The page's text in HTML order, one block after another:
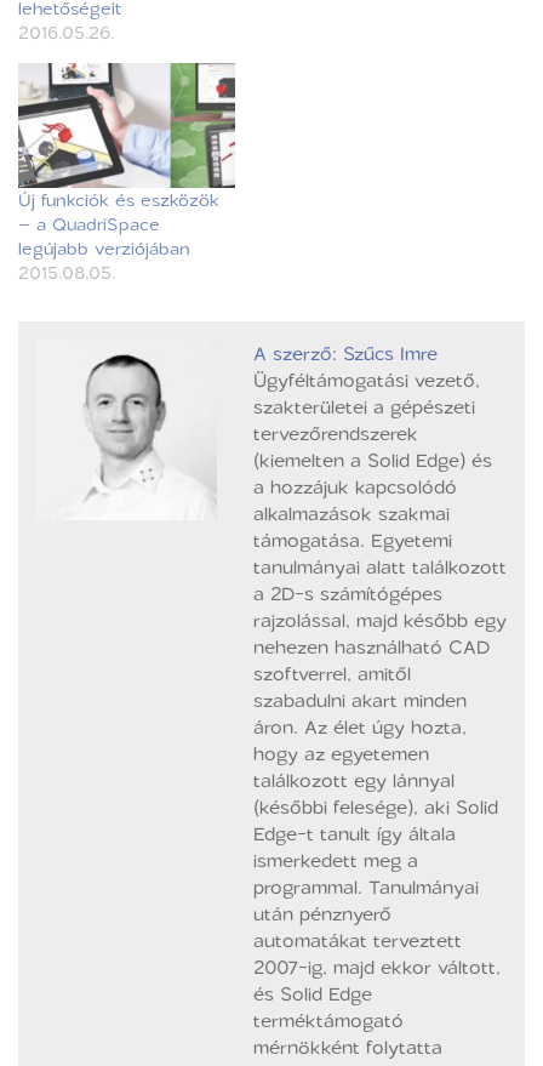
lehetőségeit
2016.05.26.
Új funkciók és eszközök
– a QuadriSpace
legújabb verziójában
2015.08.05.
A szerző: Szűcs Imre
Ügyféltámogatási vezető,
szakterületei a gépészeti
tervezőrendszerek
(kiemelten a Solid Edge) és
a hozzájuk kapcsolódó
alkalmazások szakmai
támogatása. Egyetemi
tanulmányai alatt találkozott
a 2D-s számítógépes
rajzolással, majd később egy
nehezen használható CAD
szoftverrel, amitől
szabadulni akart minden
áron. Az élet úgy hozta,
hogy az egyetemen
találkozott egy lánnyal
(későbbi felesége), aki Solid
Edge-t tanult így általa
ismerkedett meg a
programmal. Tanulmányai
után pénznyerő
automatákat terveztett
2007-ig, majd ekkor váltott,
és Solid Edge
terméktámogató
mérnökként folytatta